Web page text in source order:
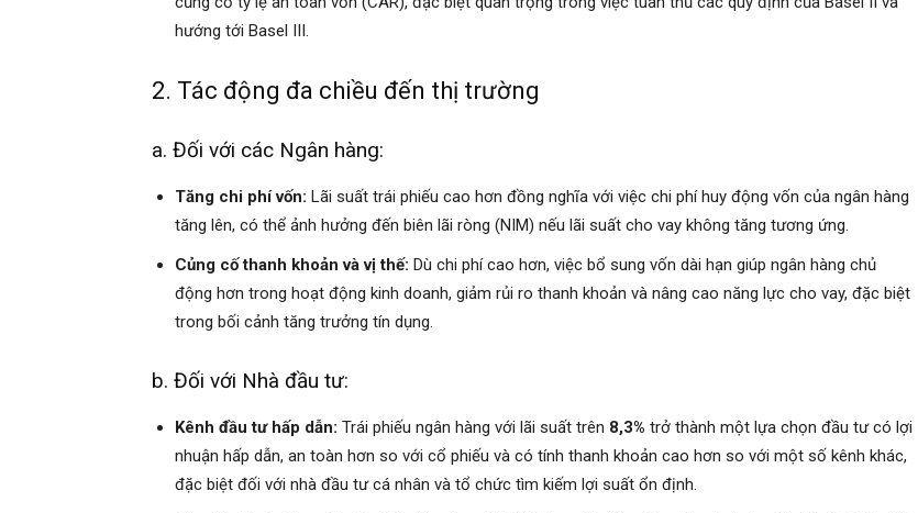
hướng tới Basel III.
2. Tác động đa chiều đến thị trường
a. Đối với các Ngân hàng:
Tăng chi phí vốn: Lãi suất trái phiếu cao hơn đồng nghĩa với việc chi phí huy động vốn của ngân hàng
tăng lên, có thể ảnh hưởng đến biên lãi ròng (NIM) nếu lãi suất cho vay không tăng tương ứng.
Củng cố thanh khoản và vị thế: Dù chi phí cao hơn, việc bổ sung vốn dài hạn giúp ngân hàng chủ
động hơn trong hoạt động kinh doanh, giảm rủi ro thanh khoản và nâng cao năng lực cho vay, đặc biệt
trong bối cảnh tăng trưởng tín dụng.
b. Đối với Nhà đầu tư:
Kênh đầu tư hấp dẫn: Trái phiếu ngân hàng với lãi suất trên 8,3% trở thành một lựa chọn đầu tư có lợi
nhuận hấp dẫn, an toàn hơn so với cổ phiếu và có tính thanh khoản cao hơn so với một số kênh khác,
đặc biệt đối với nhà đầu tư cá nhân và tổ chức tìm kiếm lợi suất ổn định.